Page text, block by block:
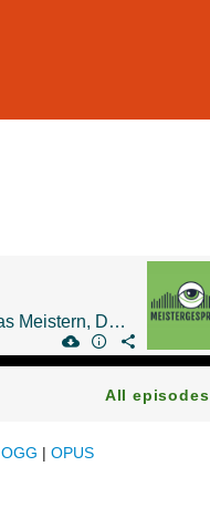
Tiefschürfendes Philosophieren über das Meistern, Das Schwarze Auge und Töpfern
All episodes
OGG | OPUS